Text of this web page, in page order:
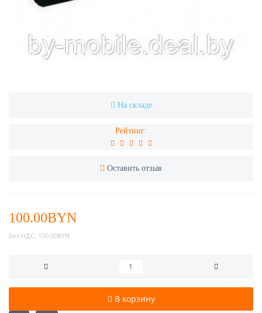
На складе
Рейтинг:
Оставить отзыв
100.00BYN
Без НДС: 100.00BYN
В корзину